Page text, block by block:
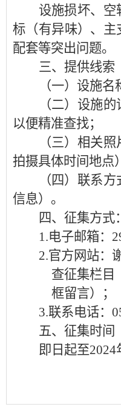
设施损坏、空
标（有异味）、
配套等突出问题。
三、提供线索
（一）设施名
（二）设施的
以便精准查找；
（三）相关
拍摄具体时间地点
（四）联系
信息）。
四、征集方式：
1.电子邮箱：
2.官方网站：
查征集栏目
框留言）
；
3.联系电话：
五、征集时间
即日起至2024